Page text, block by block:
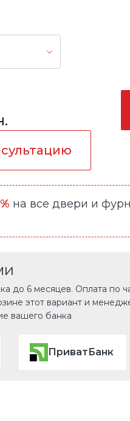
на все двери и
до 6 месяцев. Оплата по
этот вариант и
вашего банка
ПриватБанк